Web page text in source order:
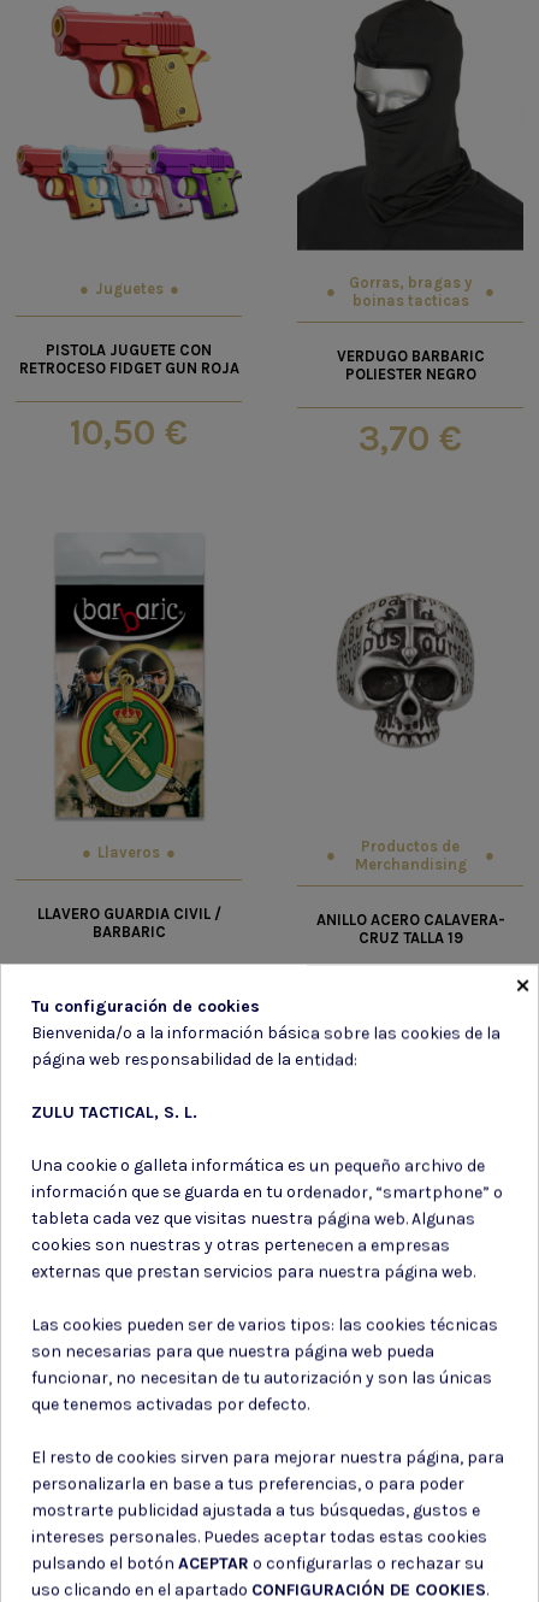
Juguetes
PISTOLA JUGUETE CON
RETROCESO FIDGET GUN ROJA
10,50 €
Gorras, bragas y
boinas tacticas
VERDUGO BARBARIC
POLIESTER NEGRO
3,70 €
Llaveros
LLAVERO GUARDIA CIVIL /
BARBARIC
4,20 €
Productos de
Merchandising
ANILLO ACERO CALAVERA-
CRUZ TALLA 19
Parches ejercito
PARCHE CHANDAL GIMNASIA
ROJO SOLDADO PROFESIONAL
3,10 €
PIN PERSONALIZABLE /
BARBARIC / COLOR PLATA
3,15 €
×
Tu configuración de cookies
Bienvenida/o a la información básica sobre las cookies de la
página web responsabilidad de la entidad:
ZULU TACTICAL, S. L.
Una cookie o galleta informática es un pequeño archivo de
información que se guarda en tu ordenador, “smartphone” o
tableta cada vez que visitas nuestra página web. Algunas
cookies son nuestras y otras pertenecen a empresas
externas que prestan servicios para nuestra página web.
Las cookies pueden ser de varios tipos: las cookies técnicas
son necesarias para que nuestra página web pueda
funcionar, no necesitan de tu autorización y son las únicas
que tenemos activadas por defecto.
El resto de cookies sirven para mejorar nuestra página, para
personalizarla en base a tus preferencias, o para poder
mostrarte publicidad ajustada a tus búsquedas, gustos e
intereses personales. Puedes aceptar todas estas cookies
pulsando el botón ACEPTAR o configurarlas o rechazar su
uso clicando en el apartado CONFIGURACIÓN DE COOKIES.